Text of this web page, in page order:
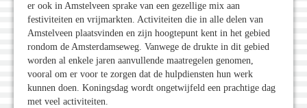
er ook in Amstelveen sprake van een gezellige mix aan
festiviteiten en vrijmarkten. Activiteiten die in alle delen van
Amstelveen plaatsvinden en zijn hoogtepunt kent in het gebied
rondom de Amsterdamseweg. Vanwege de drukte in dit gebied
worden al enkele jaren aanvullende maatregelen genomen,
vooral om er voor te zorgen dat de hulpdiensten hun werk
kunnen doen. Koningsdag wordt ongetwijfeld een prachtige dag
met veel activiteiten.